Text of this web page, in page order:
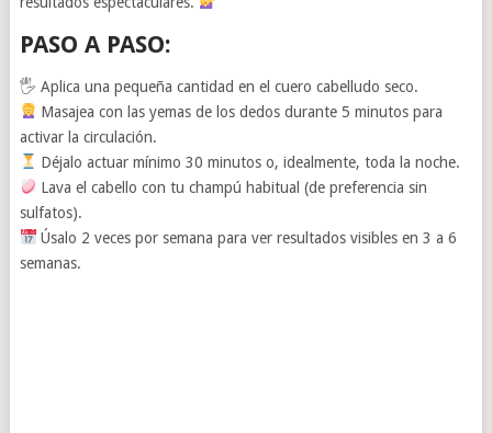
PASO A PASO:
🖐 Aplica una pequeña cantidad en el cuero cabelludo seco.
Masajea con las yemas de los dedos durante 5 minutos para
activar la circulación.
Déjalo actuar mínimo 30 minutos o, idealmente, toda la noche.
Lava el cabello con tu champú habitual (de preferencia sin
sulfatos).
Úsalo 2 veces por semana para ver resultados visibles en 3 a 6
semanas.